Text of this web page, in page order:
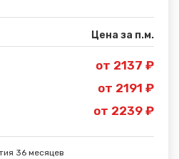
Цена за п.м.
от 2137 ₽
от 2191 ₽
от 2239 ₽
36 месяцев
наш специалист свяжется с